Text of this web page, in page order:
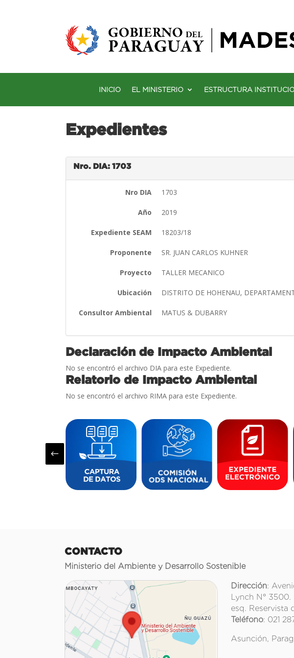
INICIO EL MINISTERIO ESTRUCTURA
Expedientes
Nro. DIA: 1703
Nro DIA 1703
Año 2019
Expediente SEAM 18203/18
Proponente SR. JUAN CARLOS KUHNER
Proyecto TALLER MECANICO
Ubicación DISTRITO DE HOHENAU,
Consultor Ambiental MATUS & DUBARRY
Declaración de Impacto Ambiental
No se encontró el archivo DIA para este Expediente.
Relatorio de Impacto Ambiental
No se encontró el archivo RIMA para este Expediente.
#
CONTACTO
Ministerio del Ambiente y Desarrollo Sostenible
Dirección:
Lynch N° 3500.
esq. Reservista
Teléfono: 021
Asunción,